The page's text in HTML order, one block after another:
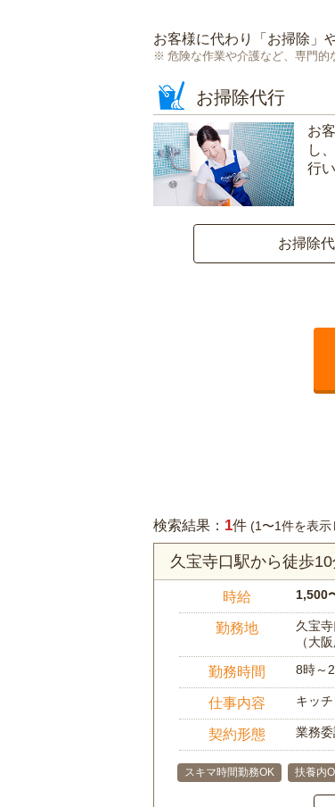
お客様に代わり「 お掃除 」
危険な作業や介護など、専門的
お掃除代行
お
し
行
お掃除
検索結果： 1件 (1〜1件を表示
久宝寺口駅から徒歩
時給 1,500
勤務地
久宝
（大
勤務時間 8時～
仕事内容 キッ
契約形態 業務委
スキマ時間勤務OK 扶養内